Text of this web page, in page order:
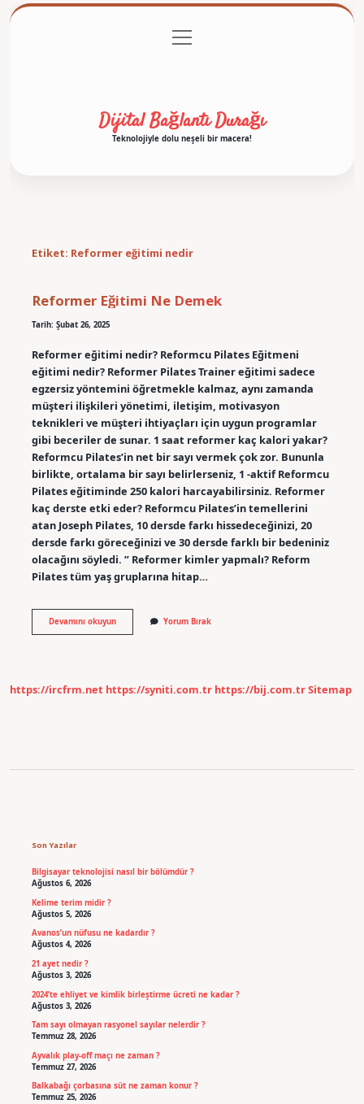
Gizlilik Politikası
menüyü
aç
Dijital Bağlantı Durağı
Teknolojiyle dolu neşeli bir macera!
Etiket: Reformer eğitimi nedir
Reformer Eğitimi Ne Demek
Tarih: Şubat 26, 2025
Reformer eğitimi nedir? Reformcu Pilates Eğitmeni
eğitimi nedir? Reformer Pilates Trainer eğitimi sadece
egzersiz yöntemini öğretmekle kalmaz, aynı zamanda
müşteri ilişkileri yönetimi, iletişim, motivasyon
teknikleri ve müşteri ihtiyaçları için uygun programlar
gibi beceriler de sunar. 1 saat reformer kaç kalori yakar?
Reformcu Pilates’in net bir sayı vermek çok zor. Bununla
birlikte, ortalama bir sayı belirlerseniz, 1 -aktif Reformcu
Pilates eğitiminde 250 kalori harcayabilirsiniz. Reformer
kaç derste etki eder? Reformcu Pilates’in temellerini
atan Joseph Pilates, 10 dersde farkı hissedeceğinizi, 20
dersde farkı göreceğinizi ve 30 dersde farklı bir bedeniniz
olacağını söyledi. ” Reformer kimler yapmalı? Reform
Pilates tüm yaş gruplarına hitap…
Devamını okuyunReformer
Eğitimi
Yorum Bırak
https://ircfrm.net https://syniti.com.tr https://bij.com.trSitemap
Son Yazılar
Bilgisayar teknolojisi nasıl bir bölümdür ?
Ağustos 6, 2026
Kelime terim midir ?
Ağustos 5, 2026
Avanos’un nüfusu ne kadardır ?
Ağustos 4, 2026
21 ayet nedir ?
Ağustos 3, 2026
2024’te ehliyet ve kimlik birleştirme ücreti ne kadar ?
Ağustos 3, 2026
Tam sayı olmayan rasyonel sayılar nelerdir ?
Temmuz 28, 2026
Ayvalık play-off maçı ne zaman ?
Temmuz 27, 2026
Balkabağı çorbasına süt ne zaman konur ?
Temmuz 25, 2026